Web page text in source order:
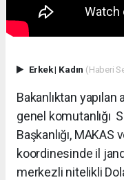
Erkek| Kadın (Haberi
Bakanlıktan
genel komutanlığı
Başkanlığı, MAKAS
koordinesinde il
merkezli nitelikli